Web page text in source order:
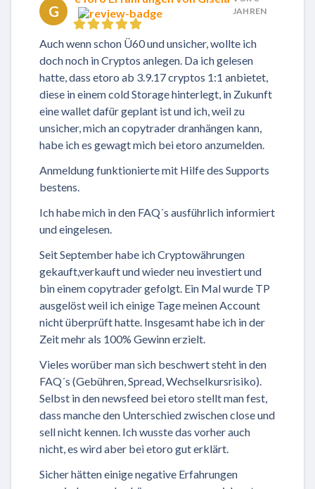
G
JAHREN
Auch wenn schon Ü60 und unsicher, wollte ich
doch noch in Cryptos anlegen. Da ich gelesen
hatte, dass etoro ab 3.9.17 cryptos 1:1 anbietet,
diese in einem cold Storage hinterlegt, in Zukunft
eine wallet dafür geplant ist und ich, weil zu
unsicher, mich an copytrader dranhängen kann,
habe ich es gewagt mich bei etoro anzumelden.
Anmeldung funktionierte mit Hilfe des Supports
bestens.
Ich habe mich in den FAQ´s ausführlich informiert
und eingelesen.
Seit September habe ich Cryptowährungen
gekauft,verkauft und wieder neu investiert und
bin einem copytrader gefolgt. Ein Mal wurde TP
ausgelöst weil ich einige Tage meinen Account
nicht überprüft hatte. Insgesamt habe ich in der
Zeit mehr als 100% Gewinn erzielt.
Vieles worüber man sich beschwert steht in den
FAQ´s (Gebühren, Spread, Wechselkursrisiko).
Selbst in den newsfeed bei etoro stellt man fest,
dass manche den Unterschied zwischen close und
sell nicht kennen. Ich wusste das vorher auch
nicht, es wird aber bei etoro gut erklärt.
Sicher hätten einige negative Erfahrungen